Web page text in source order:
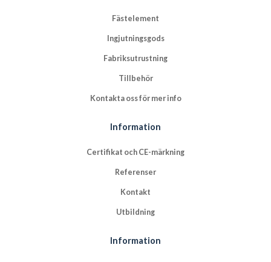
Fästelement
Ingjutningsgods
Fabriksutrustning
Tillbehör
Kontakta oss för mer info
Information
Certifikat och CE-märkning
Referenser
Kontakt
Utbildning
Information